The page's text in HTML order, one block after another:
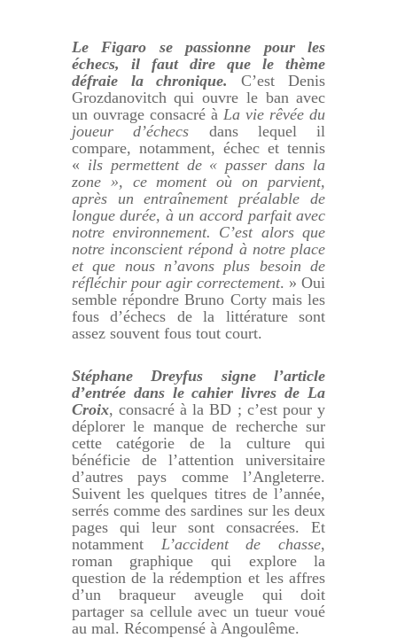
Le Figaro se passionne pour les
échecs, il faut dire que le thème
défraie la chronique.
C’est Denis
Grozdanovitch qui ouvre le ban avec
un ouvrage consacré àLa vie rêvée du
joueur d’échecs dans lequel il
compare, notamment, échec et tennis
« ils permettent de « passer dans la
zone », ce moment où on parvient,
après un entraînement préalable de
longue durée, à un accord parfait avec
notre environnement. C’est alors que
notre inconscient répond à notre place
et que nous n’avons plus besoin de
réfléchir pour agir correctement. » Oui
semble répondre Bruno Corty mais les
fous d’échecs de la littérature sont
assez souvent fous tout court.
Stéphane Dreyfus signe l’article
d’entrée dans le cahier livres de La
Croix, consacré à la BD ; c’est pour y
déplorer le manque de recherche sur
cette catégorie de la culture qui
bénéficie de l’attention universitaire
d’autres pays comme l’Angleterre.
Suivent les quelques titres de l’année,
serrés comme des sardines sur les deux
pages qui leur sont consacrées. Et
notamment L’accident de chasse,
roman graphique qui explore la
question de la rédemption et les affres
d’un braqueur aveugle qui doit
partager sa cellule avec un tueur voué
au mal. Récompensé à Angoulême.